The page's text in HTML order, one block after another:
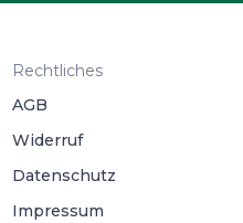
Rechtliches
AGB
Widerruf
Datenschutz
Impressum